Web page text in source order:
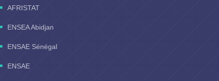
AFRISTAT
ENSEA Abidjan
ENSAE Sénégal
ENSAE